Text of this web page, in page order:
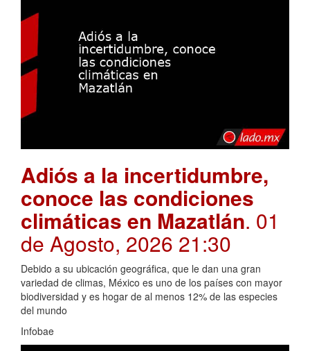
Adiós a la incertidumbre,
conoce las condiciones
climáticas en Mazatlán. 01
de Agosto, 2026 21:30
Debido a su ubicación geográfica, que le dan una gran
variedad de climas, México es uno de los países con mayor
biodiversidad y es hogar de al menos 12% de las especies
del mundo
Infobae